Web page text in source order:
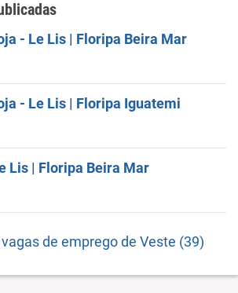
- Le Lis | Floripa Beira Mar
- Le Lis | Floripa Iguatemi
Lis | Floripa Beira Mar
de emprego de Veste (39)